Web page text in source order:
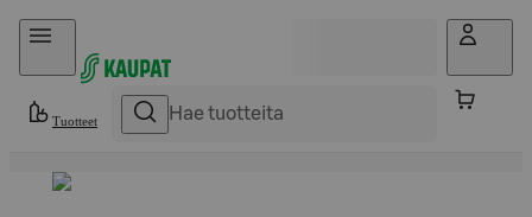
Hyppää sisältöön
Tuotteet